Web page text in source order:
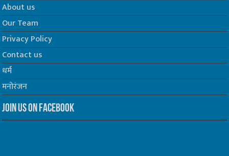
About us
Our Team
Privacy Policy
Contact us
धर्म
मनोरंजन
Join us on Facebook